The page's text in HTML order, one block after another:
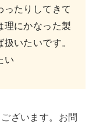
たりしてきて
理にかなった製
いたいです。
い
ざいます。お問